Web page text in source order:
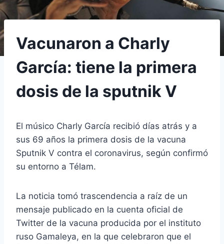
Vacunaron a Charly
García: tiene la primera
dosis de la sputnik V
El músico Charly García recibió días atrás y a
sus 69 años la primera dosis de la vacuna
Sputnik V contra el coronavirus, según confirmó
su entorno a Télam.
La noticia tomó trascendencia a raíz de un
mensaje publicado en la cuenta oficial de
Twitter de la vacuna producida por el instituto
ruso Gamaleya, en la que celebraron que el